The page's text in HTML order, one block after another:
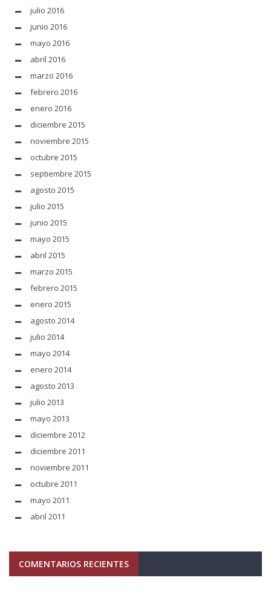
julio 2016
junio 2016
mayo 2016
abril 2016
marzo 2016
febrero 2016
enero 2016
diciembre 2015
noviembre 2015
octubre 2015
septiembre 2015
agosto 2015
julio 2015
junio 2015
mayo 2015
abril 2015
marzo 2015
febrero 2015
enero 2015
agosto 2014
julio 2014
mayo 2014
enero 2014
agosto 2013
julio 2013
mayo 2013
diciembre 2012
diciembre 2011
noviembre 2011
octubre 2011
mayo 2011
abril 2011
COMENTARIOS RECIENTES